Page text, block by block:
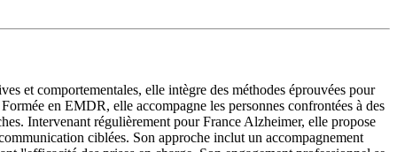
et comportementales, elle intègre des méthodes éprouvées pour
en EMDR, elle accompagne les personnes confrontées à des
Intervenant régulièrement pour France Alzheimer, elle propose
ciblées. Son approche inclut un accompagnement